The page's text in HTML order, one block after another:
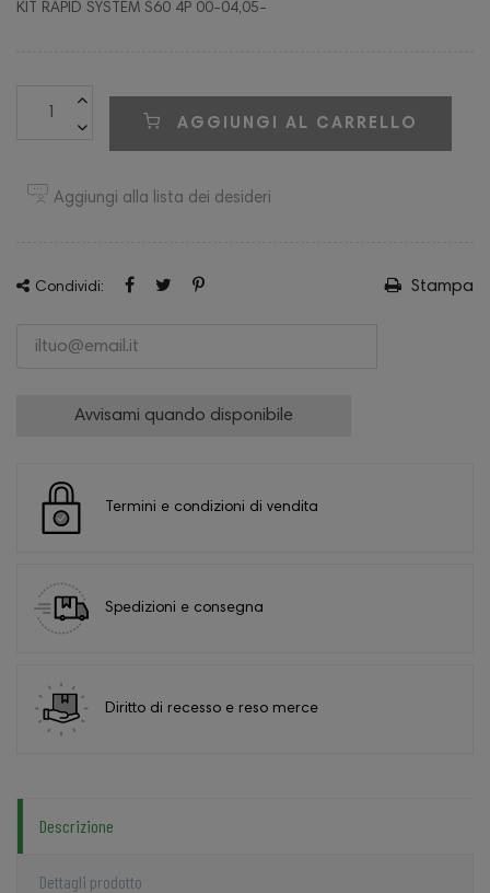
KIT RAPID SYSTEM S60 4P 00-04,05-
AGGIUNGI AL CARRELLO
Aggiungi alla lista dei desideri
Condividi:
Avvisami quando disponibile
Stampa
Termini e condizioni di vendita
Spedizioni e consegna
Diritto di recesso e reso merce
Descrizione
Dettagli prodotto